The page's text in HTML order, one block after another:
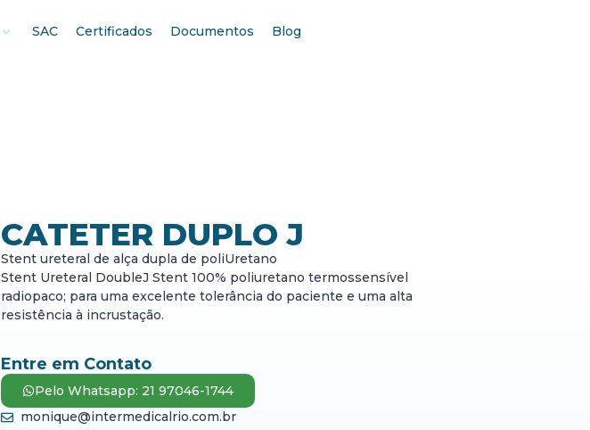
SAC Certificados Documentos Blog
CATETER DUPLO J
Stent ureteral de alça dupla de poliUretano
Stent Ureteral DoubleJ Stent 100% poliuretano termossensível
radiopaco; para uma excelente tolerância do paciente e uma alta
resistência à incrustação.
Entre em Contato
Pelo Whatsapp: 21 97046-1744
monique@intermedicalrio.com.br